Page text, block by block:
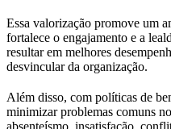
Essa valorização promove um
fortalece o engajamento e a
resultar em melhores
desvincular da organização.
Além disso, com políticas de
minimizar problemas comuns
absenteísmo, insatisfação,